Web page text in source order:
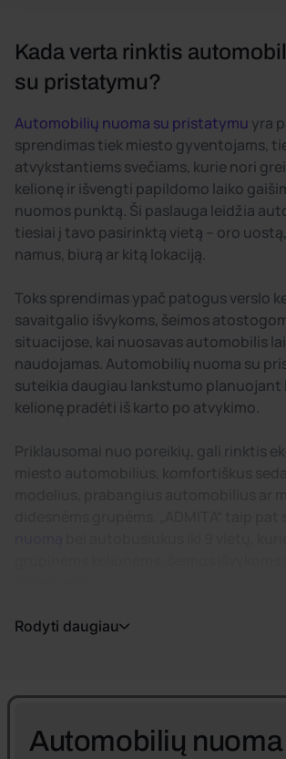
Kada verta rinktis
su pristatymu?
Automobilių nuoma su pristatymu yra
sprendimas tiek miesto gyventojams,
atvykstantiems svečiams, kurie nori
kelionę ir išvengti papildomo laiko
nuomos punktą. Ši paslauga leidžia
tiesiai į tavo pasirinktą vietą – oro
namus, biurą ar kitą lokaciją.
Toks sprendimas ypač patogus verslo
savaitgalio išvykoms, šeimos
situacijose, kai nuosavas automobilis
naudojamas. Automobilių nuoma su
suteikia daugiau lankstumo planuojant
kelionę pradėti iš karto po atvykimo.
Priklausomai nuo poreikių, gali rinktis
Rodyti daugiau
Automobilių nuoma